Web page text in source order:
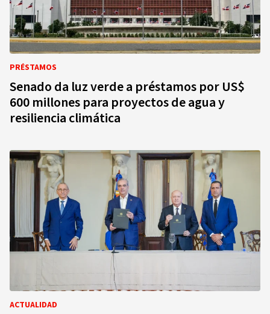
PRÉSTAMOS
Senado da luz verde a préstamos por US$
600 millones para proyectos de agua y
resiliencia climática
ACTUALIDAD